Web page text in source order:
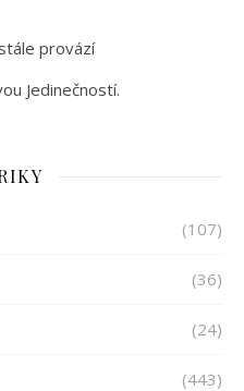
provází
Jedinečností.
(107)
(36)
(24)
(443)